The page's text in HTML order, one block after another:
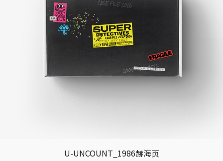
U-UNCOUNT_1986赫海页